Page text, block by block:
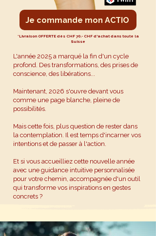
Je commande mon ACTIO
*Livraison OFFERTE dès CHF 70.- CHF d'achat dans toute la
Suisse
L'année 2025 a marqué la fin d'un cycle
profond. Des transformations, des prises de
conscience, des libérations...
Maintenant, 2026 s'ouvre devant vous
comme une page blanche, pleine de
possibilités.
Mais cette fois, plus question de rester dans
la contemplation. Il est temps d'incarner vos
intentions et de passer à l'action.
Et si vous accueilliez cette nouvelle année
avec une guidance intuitive personnalisée
pour votre chemin, accompagnée d'un outil
qui transforme vos inspirations en gestes
concrets ?